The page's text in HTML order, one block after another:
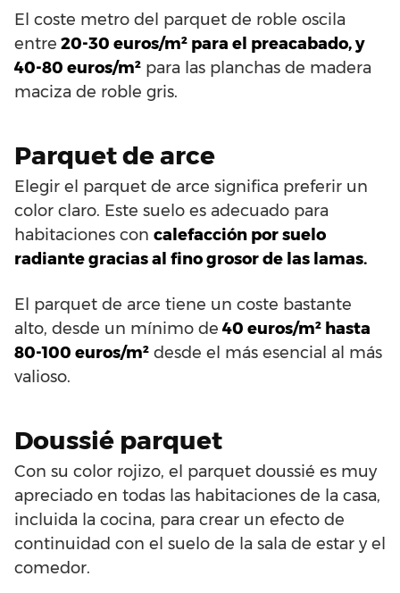
El coste metro del parquet de roble oscila
entre 20-30 euros/m² para el preacabado, y
40-80 euros/m² para las planchas de madera
maciza de roble gris.
Parquet de arce
Elegir el parquet de arce significa preferir un
color claro. Este suelo es adecuado para
habitaciones con calefacción por suelo
radiante gracias al fino grosor de las lamas.
El parquet de arce tiene un coste bastante
alto, desde un mínimo de 40 euros/m² hasta
80-100 euros/m² desde el más esencial al más
valioso.
Doussié parquet
Con su color rojizo, el parquet doussié es muy
apreciado en todas las habitaciones de la casa,
incluida la cocina, para crear un efecto de
continuidad con el suelo de la sala de estar y el
comedor.